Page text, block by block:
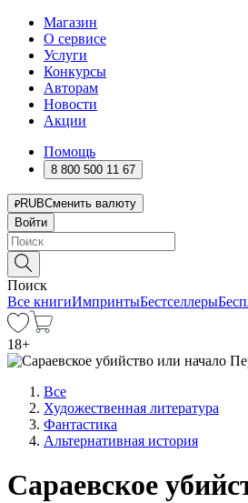
Магазин
О сервисе
Услуги
Конкурсы
Авторам
Новости
Акции
Помощь
8 800 500 11 67
RUBСменить валюту
Войти
Поиск
Все книгиИмпринтыБестселлеры
18+
Все
Художественная литература
Фантастика
Альтернативная история
Сараевское